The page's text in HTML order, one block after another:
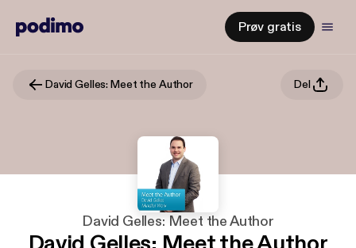
Prøv gratis
David Gelles: Meet the Author Del
David Gelles: Meet the Author